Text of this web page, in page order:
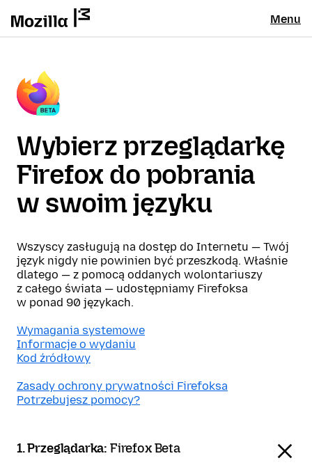
Menu
Wybierz przeglądarkę
Firefox do pobrania
w swoim języku
Wszyscy zasługują na dostęp do Internetu — Twój
język nigdy nie powinien być przeszkodą. Właśnie
dlatego — z pomocą oddanych wolontariuszy
z całego świata — udostępniamy Firefoksa
w ponad 90 językach.
Wymagania systemowe
Informacje o wydaniu
Kod źródłowy
Zasady ochrony prywatności Firefoksa
Potrzebujesz pomocy?
1. Przeglądarka: Firefox Beta